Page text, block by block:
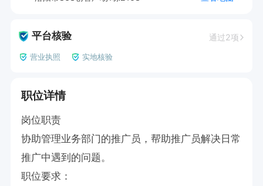
平台核验 通过2项
营业执照 实地核验
职位详情
岗位职责
协助管理业务部门的推广员，帮助推广员解决日常
推广中遇到的问题。
职位要求：